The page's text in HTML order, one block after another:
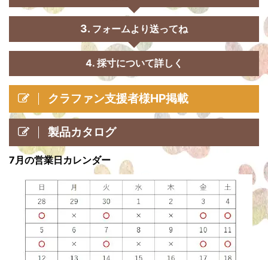
フォームより送ってね
4. 採寸について詳しく
クラファン支援者様HP掲載
製品カタログ
7月の営業日カレンダー